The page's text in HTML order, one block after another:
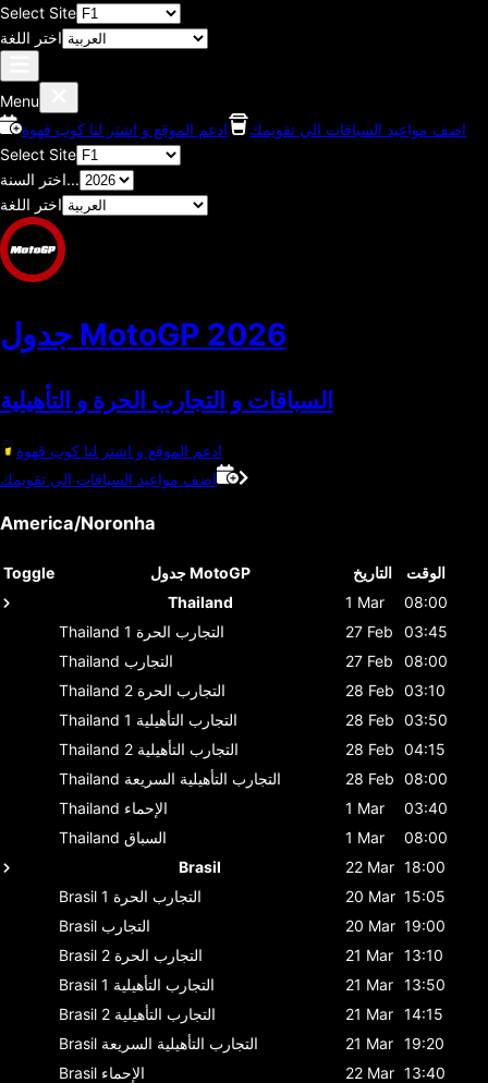
Select Site
اختر اللغة
Menu
اضف مواعيد السباقات الي تقويمك
ادعم الموقع و اشتر لنا كوب قهوة
Select Site
اختر السنة...
اختر اللغة
جدول MotoGP 2026
السباقات و التجارب الحرة و التأهيلية
ادعم الموقع و اشتر لنا كوب قهوة
اضف مواعيد السباقات الي تقويمك
America/Noronha
Toggle جدول MotoGP التاريخ
الوقت
Thailand
1 Mar
08:00
Thailand
التجارب الحرة 1 27 Feb
03:45
Thailand التجارب 27 Feb
08:00
Thailand
التجارب الحرة 2 28 Feb 03:10
Thailand
التجارب التأهيلية 1 28 Feb 03:50
Thailand
التجارب التأهيلية 2 28 Feb 04:15
Thailand التجارب التأهيلية السريعة 28 Feb 08:00
Thailand الإحماء 1 Mar
03:40
Thailand السباق 1 Mar
08:00
Brasil
22 Mar 18:00
Brasil
التجارب الحرة 1 20 Mar 15:05
Brasil التجارب 20 Mar 19:00
Brasil
التجارب الحرة 2 21 Mar 13:10
Brasil
التجارب التأهيلية 1 21 Mar 13:50
Brasil
التجارب التأهيلية 2 21 Mar 14:15
Brasil التجارب التأهيلية السريعة 21 Mar 19:20
Brasil الإحماء 22 Mar 13:40